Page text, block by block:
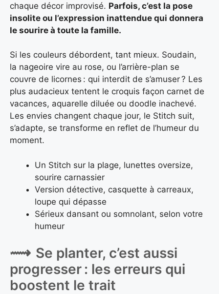
chaque décor improvisé. Parfois, c’est la pose
insolite ou l’expression inattendue qui donnera
le sourire à toute la famille.
Si les couleurs débordent, tant mieux. Soudain,
la nageoire vire au rose, ou l’arrière-plan se
couvre de licornes : qui interdit de s’amuser ? Les
plus audacieux tentent le croquis façon carnet de
vacances, aquarelle diluée ou doodle inachevé.
Les envies changent chaque jour, le Stitch suit,
s’adapte, se transforme en reflet de l’humeur du
moment.
Un Stitch sur la plage, lunettes oversize,
sourire carnassier
Version détective, casquette à carreaux,
loupe qui dépasse
Sérieux dansant ou somnolant, selon votre
humeur
Se planter, c’est aussi
progresser : les erreurs qui
boostent le trait